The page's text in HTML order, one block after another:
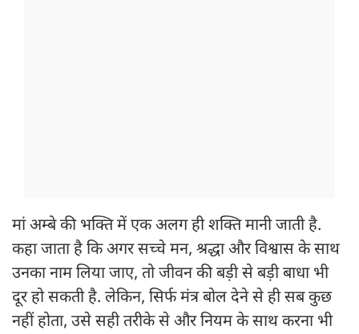
मां अम्बे की भक्ति में एक अलग ही शक्ति मानी जाती है.
कहा जाता है कि अगर सच्चे मन, श्रद्धा और विश्वास के साथ
उनका नाम लिया जाए, तो जीवन की बड़ी से बड़ी बाधा भी
दूर हो सकती है. लेकिन, सिर्फ मंत्र बोल देने से ही सब कुछ
नहीं होता, उसे सही तरीके से और नियम के साथ करना भी